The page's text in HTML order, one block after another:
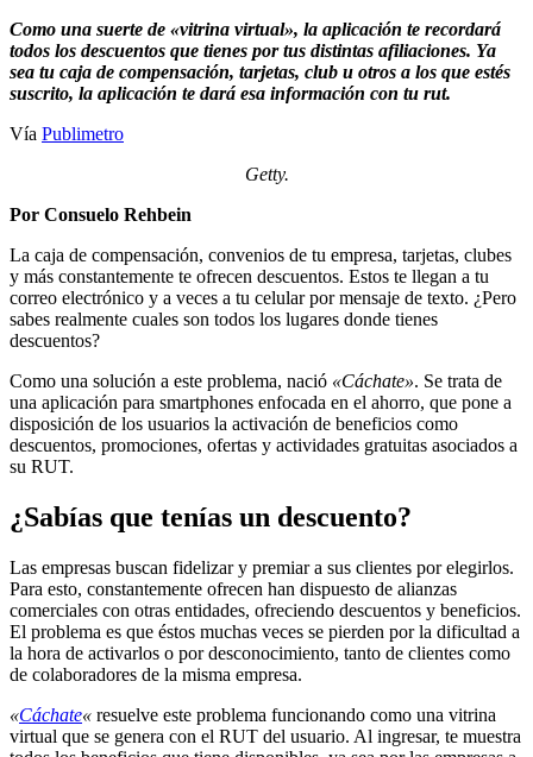
Como una suerte de «vitrina virtual», la aplicación te recordará
todos los descuentos que tienes por tus distintas afiliaciones. Ya
sea tu caja de compensación, tarjetas, club u otros a los que estés
suscrito, la aplicación te dará esa información con tu rut.
Vía Publimetro
Getty.
Por Consuelo Rehbein
La caja de compensación, convenios de tu empresa, tarjetas, clubes
y más constantemente te ofrecen descuentos. Estos te llegan a tu
correo electrónico y a veces a tu celular por mensaje de texto. ¿Pero
sabes realmente cuales son todos los lugares donde tienes
descuentos?
Como una solución a este problema, nació «Cáchate». Se trata de
una aplicación para smartphones enfocada en el ahorro, que pone a
disposición de los usuarios la activación de beneficios como
descuentos, promociones, ofertas y actividades gratuitas asociados a
su RUT.
¿Sabías que tenías un descuento?
Las empresas buscan fidelizar y premiar a sus clientes por elegirlos.
Para esto, constantemente ofrecen han dispuesto de alianzas
comerciales con otras entidades, ofreciendo descuentos y beneficios.
El problema es que éstos muchas veces se pierden por la dificultad a
la hora de activarlos o por desconocimiento, tanto de clientes como
de colaboradores de la misma empresa.
«Cáchate« resuelve este problema funcionando como una vitrina
virtual que se genera con el RUT del usuario. Al ingresar, te muestra